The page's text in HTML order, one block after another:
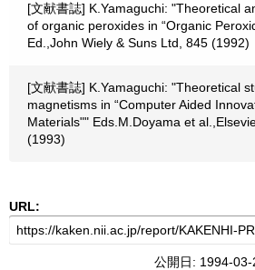
[文献書誌] K.Yamaguchi: "Theoretical
of organic peroxides in “Organic
Ed.,John Wiely & Suns Ltd, 845 (1992)
[文献書誌] K.Yamaguchi: "Theoretical
magnetisms in “Computer Aided
Materials"" Eds.M.Doyama et
(1993)
URL:
公開日: 1994-